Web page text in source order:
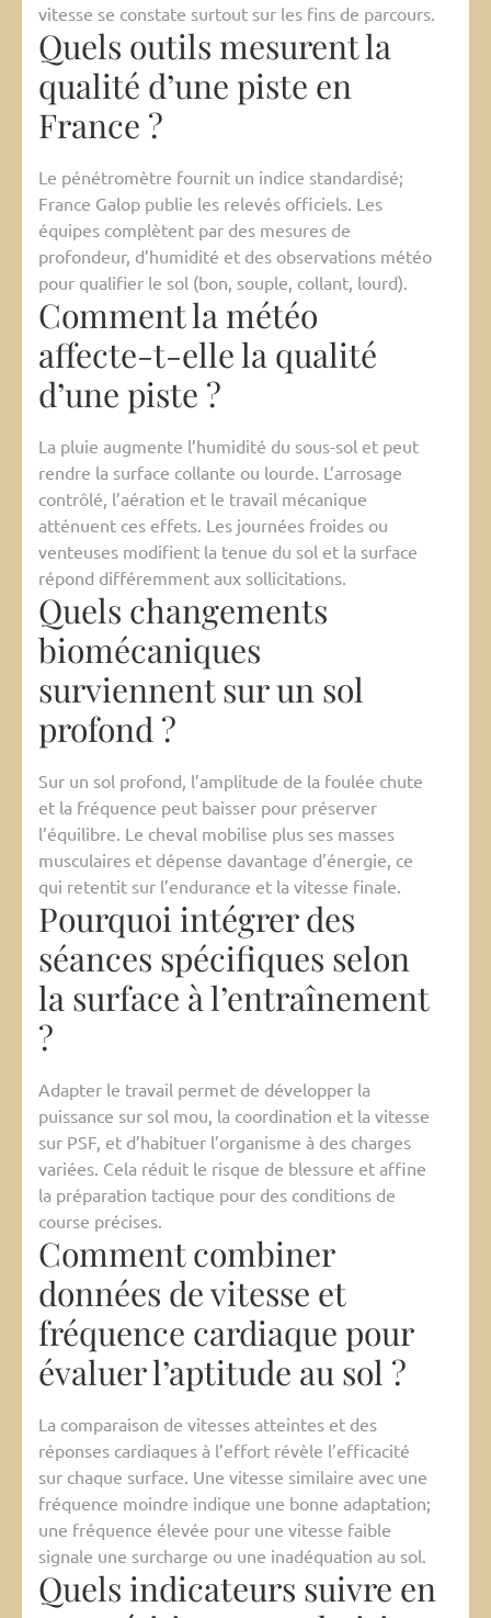
vitesse se constate surtout sur les fins de parcours.
Quels outils mesurent la
qualité d’une piste en
France ?
Le pénétromètre fournit un indice standardisé;
France Galop publie les relevés officiels. Les
équipes complètent par des mesures de
profondeur, d’humidité et des observations météo
pour qualifier le sol (bon, souple, collant, lourd).
Comment la météo
affecte-t-elle la qualité
d’une piste ?
La pluie augmente l’humidité du sous-sol et peut
rendre la surface collante ou lourde. L’arrosage
contrôlé, l’aération et le travail mécanique
atténuent ces effets. Les journées froides ou
venteuses modifient la tenue du sol et la surface
répond différemment aux sollicitations.
Quels changements
biomécaniques
surviennent sur un sol
profond ?
Sur un sol profond, l’amplitude de la foulée chute
et la fréquence peut baisser pour préserver
l’équilibre. Le cheval mobilise plus ses masses
musculaires et dépense davantage d’énergie, ce
qui retentit sur l’endurance et la vitesse finale.
Pourquoi intégrer des
séances spécifiques selon
la surface à l’entraînement
?
Adapter le travail permet de développer la
puissance sur sol mou, la coordination et la vitesse
sur PSF, et d’habituer l’organisme à des charges
variées. Cela réduit le risque de blessure et affine
la préparation tactique pour des conditions de
course précises.
Comment combiner
données de vitesse et
fréquence cardiaque pour
évaluer l’aptitude au sol ?
La comparaison de vitesses atteintes et des
réponses cardiaques à l’effort révèle l’efficacité
sur chaque surface. Une vitesse similaire avec une
fréquence moindre indique une bonne adaptation;
une fréquence élevée pour une vitesse faible
signale une surcharge ou une inadéquation au sol.
Quels indicateurs suivre en